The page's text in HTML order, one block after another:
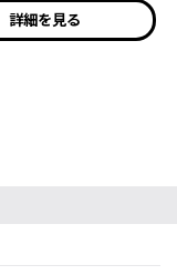
詳細を見る